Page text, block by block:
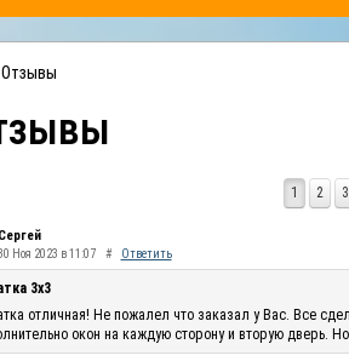
Отзывы
1 2 3
Сергей
Ноя 2023 в 11:07 # Ответить
3х3
отличная! Не пожалел что заказал у Вас. Все
окон на каждую сторону и вторую дверь.